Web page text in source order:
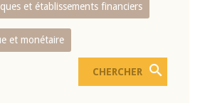
et établissements financiers
et monétaire